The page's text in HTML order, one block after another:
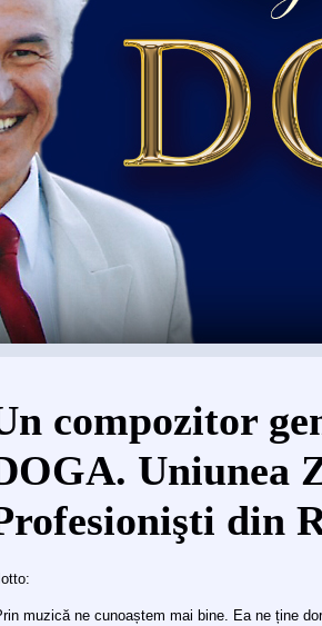
aicicompozitor
Uniunea
din
muzică ne cunoaștem mai bine. Ea ne ține